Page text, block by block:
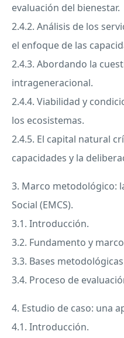
evaluación del bienestar.
2.4.2. Análisis de los
el enfoque de las
2.4.3. Abordando la
intrageneracional.
2.4.4. Viabilidad y
los ecosistemas.
2.4.5. El capital natural
capacidades y la
3. Marco metodológico:
Social (EMCS).
3.1. Introducción.
3.2. Fundamento y
3.3. Bases
3.4. Proceso de
4. Estudio de caso: una
4.1. Introducción.